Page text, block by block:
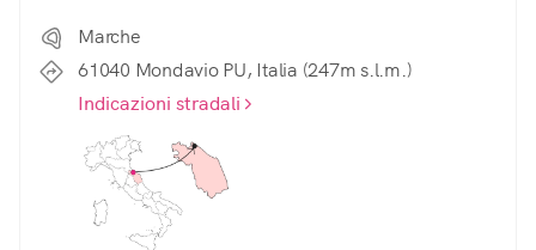
Marche
61040 Mondavio PU, Italia (247m s.l.m.)
Indicazioni stradali